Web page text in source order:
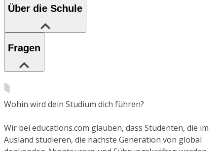
Über die Schule
Fragen
Wohin wird dein Studium dich führen?
Wir bei educations.com glauben, dass Studenten, die im
Ausland studieren, die nächste Generation von global